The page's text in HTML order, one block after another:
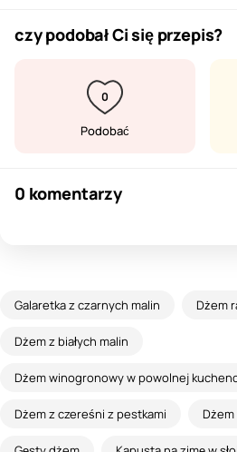
czy podobał Ci się przepis?
0
Podobać
0 komentarzy
Galaretka z czarnych malin Dżem
Dżem z białych malin
Dżem winogronowy w powolnej
Dżem z czereśni z pestkami